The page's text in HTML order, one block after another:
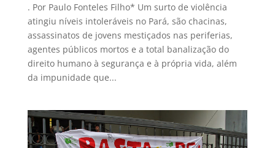
. Por Paulo Fonteles Filho* Um surto de violência
atingiu níveis intoleráveis no Pará, são chacinas,
assassinatos de jovens mestiçados nas periferias,
agentes públicos mortos e a total banalização do
direito humano à segurança e à própria vida, além
da impunidade que...